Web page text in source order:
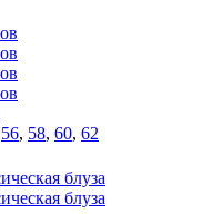
56, 58, 60, 62